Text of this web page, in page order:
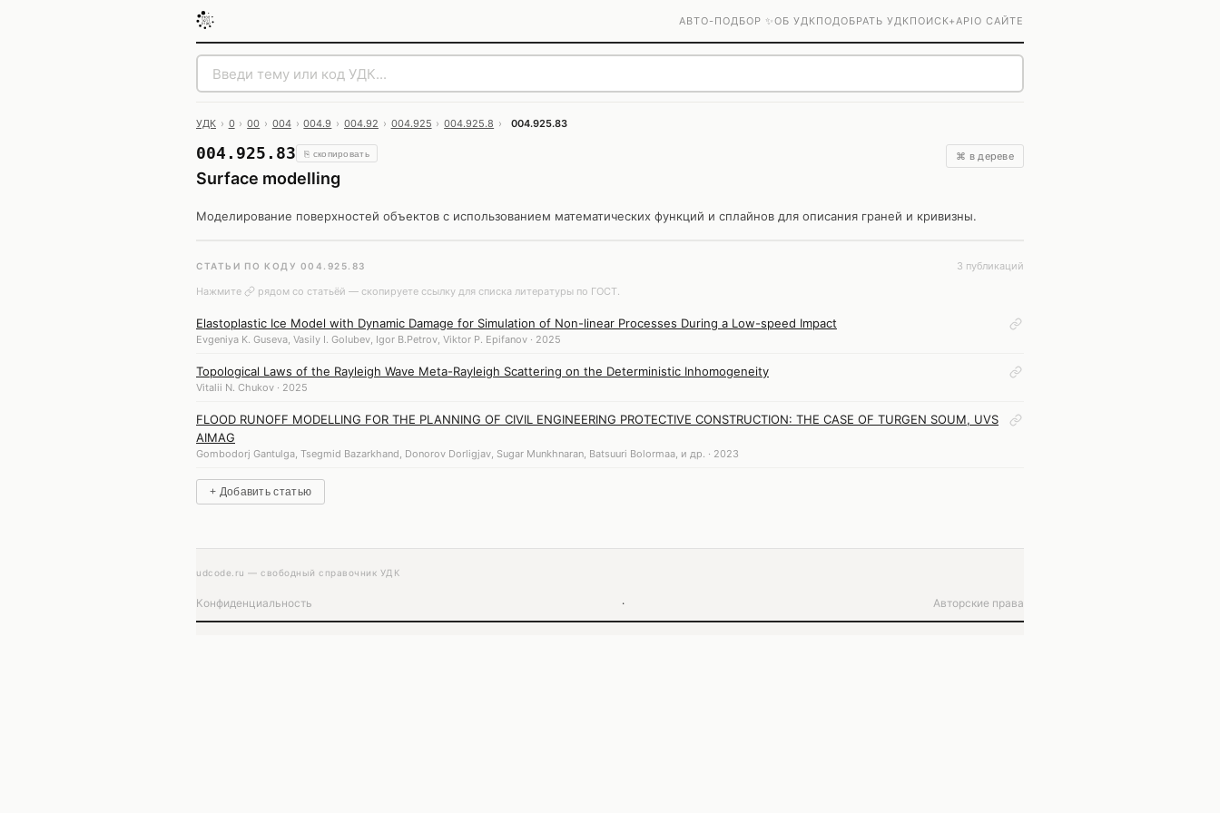
АВТО-ПОДБОР ✨ОБ УДКПОДОБРАТЬ УДКПОИСК+APIО САЙТЕ
УДК › 0 › 00 › 004 › 004.9 › 004.92 › 004.925 › 004.925.8 › 004.925.83
004.925.83 ⎘ скопировать
Surface modelling
⌘ в дереве
Моделирование поверхностей объектов с использованием математических функций и сплайнов для описания граней и кривизны.
СТАТЬИ ПО КОДУ 004.925.83
3 публикаций
Нажмите
рядом со статьёй — скопируете ссылку для списка литературы по ГОСТ.
Elastoplastic Ice Model with Dynamic Damage for Simulation of Non-linear Processes During a Low-speed Impact
Evgeniya K. Guseva, Vasily I. Golubev, Igor B.Petrov, Viktor P. Epifanov · 2025
Topological Laws of the Rayleigh Wave Meta-Rayleigh Scattering on the Deterministic Inhomogeneity
Vitalii N. Chukov · 2025
FLOOD RUNOFF MODELLING FOR THE PLANNING OF CIVIL ENGINEERING PROTECTIVE CONSTRUCTION: THE CASE OF TURGEN SOUM, UVS
AIMAG
Gombodorj Gantulga, Tsegmid Bazarkhand, Donorov Dorligjav, Sugar Munkhnaran, Batsuuri Bolormaa, и др. · 2023
+ Добавить статью
udcode.ru — свободный справочник УДК
Конфиденциальность · Авторские права